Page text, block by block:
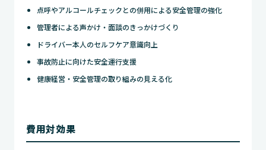
点呼やアルコールチェックとの併用による安全管理の強化
管理者による声かけ・面談のきっかけづくり
ドライバー本人のセルフケア意識向上
事故防止に向けた安全運行支援
健康経営・安全管理の取り組みの見える化
費用対効果